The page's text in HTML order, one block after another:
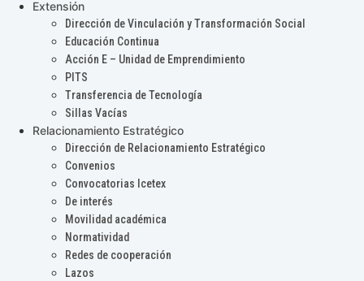
Extensión
Dirección de Vinculación y Transformación Social
Educación Continua
Acción E – Unidad de Emprendimiento
PITS
Transferencia de Tecnología
Sillas Vacías
Relacionamiento Estratégico
Dirección de Relacionamiento Estratégico
Convenios
Convocatorias Icetex
De interés
Movilidad académica
Normatividad
Redes de cooperación
Lazos